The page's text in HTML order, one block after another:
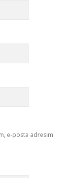
e-posta adresim